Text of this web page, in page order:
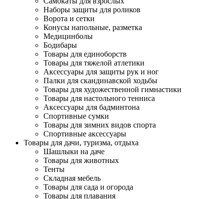
Наборы защиты для роликов
Ворота и сетки
Конусы напольные, разметка
Медицинболы
Бодибары
Товары для единоборств
Товары для тяжелой атлетики
Аксессуары для защиты рук и ног
Палки для скандинавской ходьбы
Товары для художественной гимнастики
Товары для настольного тенниса
Аксессуары для бадминтона
Спортивные сумки
Товары для зимних видов спорта
Спортивные аксессуары
Товары для дачи, туризма, отдыха
Шашлыки на даче
Товары для животных
Тенты
Складная мебель
Товары для сада и огорода
Товары для плавания